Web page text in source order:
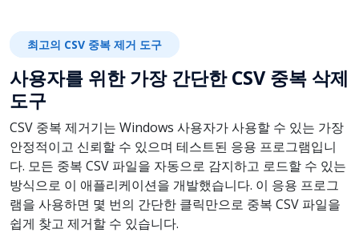
최고의 CSV 중복 제거 도구
사용자를 위한 가장 간단한 CSV 중복 삭제
도구
CSV 중복 제거기는 Windows 사용자가 사용할 수 있는 가장
안정적이고 신뢰할 수 있으며 테스트된 응용 프로그램입니
다. 모든 중복 CSV 파일을 자동으로 감지하고 로드할 수 있는
방식으로 이 애플리케이션을 개발했습니다. 이 응용 프로그
램을 사용하면 몇 번의 간단한 클릭만으로 중복 CSV 파일을
쉽게 찾고 제거할 수 있습니다.